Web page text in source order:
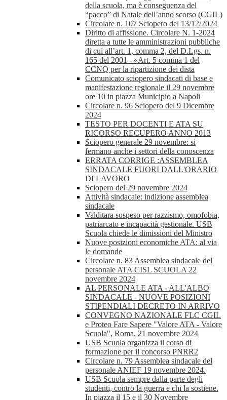
della scuola, ma è conseguenza del
“pacco” di Natale dell’anno scorso (CGIL)
Circolare n. 107 Sciopero del 13/12/2024
Diritto di affissione. Circolare N. 1-2024
diretta a tutte le amministrazioni pubbliche
di cui all’art. 1, comma 2, del D.Lgs. n.
165 del 2001 - «Art. 5 comma 1 del
CCNQ per la ripartizione dei dista
Comunicato sciopero sindacati di base e
manifestazione regionale il 29 novembre
ore 10 in piazza Municipio a Napoli
Circolare n. 96 Sciopero del 9 Dicembre
2024
TESTO PER DOCENTI E ATA SU
RICORSO RECUPERO ANNO 2013
Sciopero generale 29 novembre: si
fermano anche i settori della conoscenza
ERRATA CORRIGE :ASSEMBLEA
SINDACALE FUORI DALL'ORARIO
DI LAVORO
Sciopero del 29 novembre 2024
Attività sindacale: indizione assemblea
sindacale
Valditara sospeso per razzismo, omofobia,
patriarcato e incapacità gestionale. USB
Scuola chiede le dimissioni del Ministro
Nuove posizioni economiche ATA: al via
le domande
Circolare n. 83 Assemblea sindacale del
personale ATA CISL SCUOLA 22
novembre 2024
AL PERSONALE ATA - ALL'ALBO
SINDACALE - NUOVE POSIZIONI
STIPENDIALI DECRETO IN ARRIVO
CONVEGNO NAZIONALE FLC CGIL
e Proteo Fare Sapere "Valore ATA - Valore
Scuola", Roma, 21 novembre 2024
USB Scuola organizza il corso di
formazione per il concorso PNRR2
Circolare n. 79 Assemblea sindacale del
personale ANIEF 19 novembre 2024.
USB Scuola sempre dalla parte degli
studenti, contro la guerra e chi la sostiene.
In piazza il 15 e il 30 Novembre